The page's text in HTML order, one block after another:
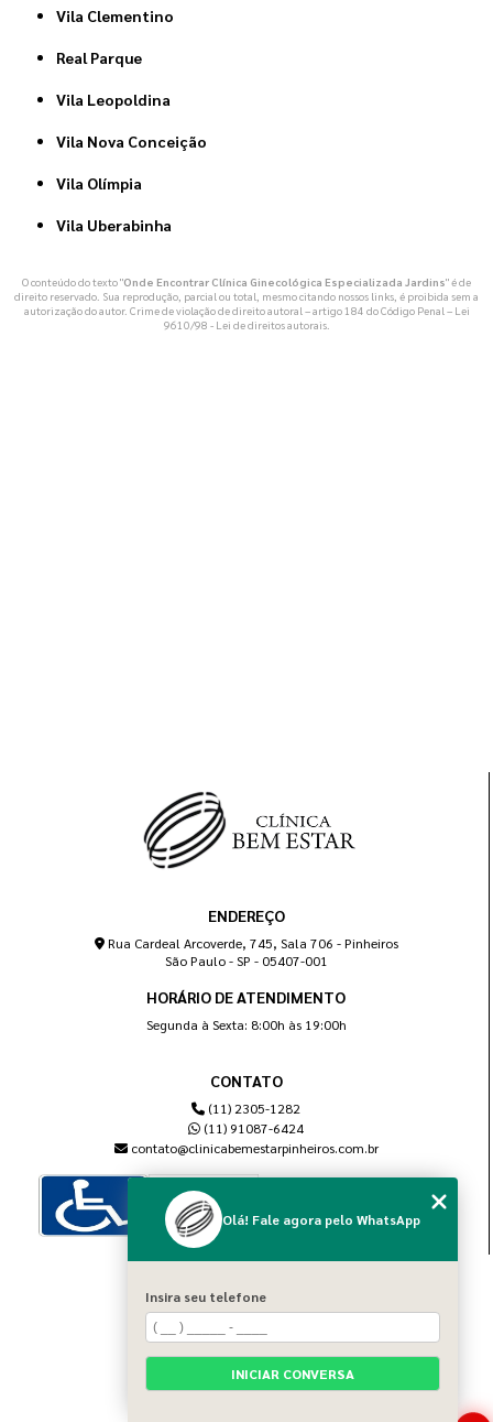
Vila Clementino
Real Parque
Vila Leopoldina
Vila Nova Conceição
Vila Olímpia
Vila Uberabinha
O conteúdo do texto "Onde Encontrar Clínica Ginecológica Especializada Jardins" é de
direito reservado. Sua reprodução, parcial ou total, mesmo citando nossos links, é proibida sem a
autorização do autor. Crime de violação de direito autoral – artigo 184 do Código Penal – Lei
9610/98 - Lei de direitos autorais.
ENDEREÇO
Rua Cardeal Arcoverde, 745, Sala 706 - Pinheiros
São Paulo - SP - 05407-001
HORÁRIO DE ATENDIMENTO
Segunda à Sexta: 8:00h às 19:00h
CONTATO
(11) 2305-1282
(11) 91087-6424
contato@clinicabemestarpinheiros.com.br
Home
Sobre nós
Blog
Serviços
Olá! Fale agora pelo WhatsApp
Insira seu telefone
INICIAR CONVERSA